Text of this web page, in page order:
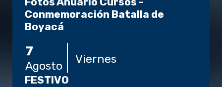
Conmemoración Batalla de
Boyacá
7
Agosto Viernes
FESTIVO